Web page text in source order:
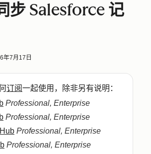
步 Salesforce 记
年7月17日
订阅一起使用，除非另有说明：
Professional, Enterprise
Professional, Enterprise
Professional, Enterprise
Professional, Enterprise